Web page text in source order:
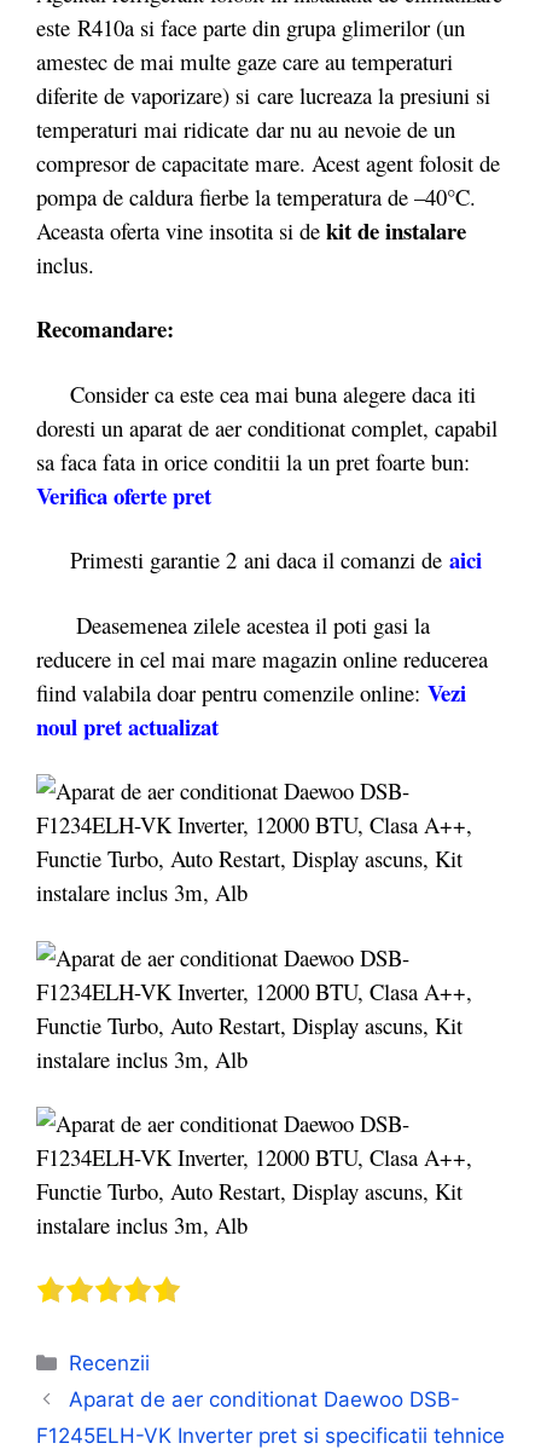
este R410a si face parte din grupa glimerilor (un
amestec de mai multe gaze care au temperaturi
diferite de vaporizare) si care lucreaza la presiuni si
temperaturi mai ridicate dar nu au nevoie de un
compresor de capacitate mare. Acest agent folosit de
pompa de caldura fierbe la temperatura de –40°C.
Aceasta oferta vine insotita si de kit de instalare
inclus.
Recomandare:
Consider ca este cea mai buna alegere daca iti
doresti un aparat de aer conditionat complet, capabil
sa faca fata in orice conditii la un pret foarte bun:
Verifica oferte pret
Primesti garantie 2 ani daca il comanzi de aici
Deasemenea zilele acestea il poti gasi la
reducere in cel mai mare magazin online reducerea
fiind valabila doar pentru comenzile online: Vezi
noul pret actualizat
Categorii
Recenzii
Aparat de aer conditionat Daewoo DSB-
F1245ELH-VK Inverter pret si specificatii tehnice